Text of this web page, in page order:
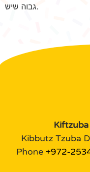
גבוה שיש.
Kibbutz Tzuba
Phone +972-